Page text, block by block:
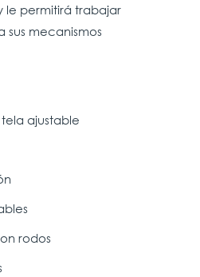
le permitirá trabajar
mecanismos
ajustable
rodos